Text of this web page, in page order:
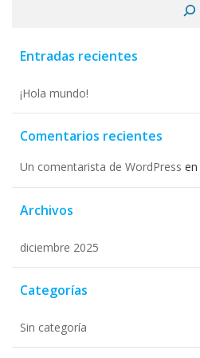
Entradas recientes
¡Hola mundo!
Comentarios recientes
Un comentarista de WordPress en
Archivos
diciembre 2025
Categorías
Sin categoría